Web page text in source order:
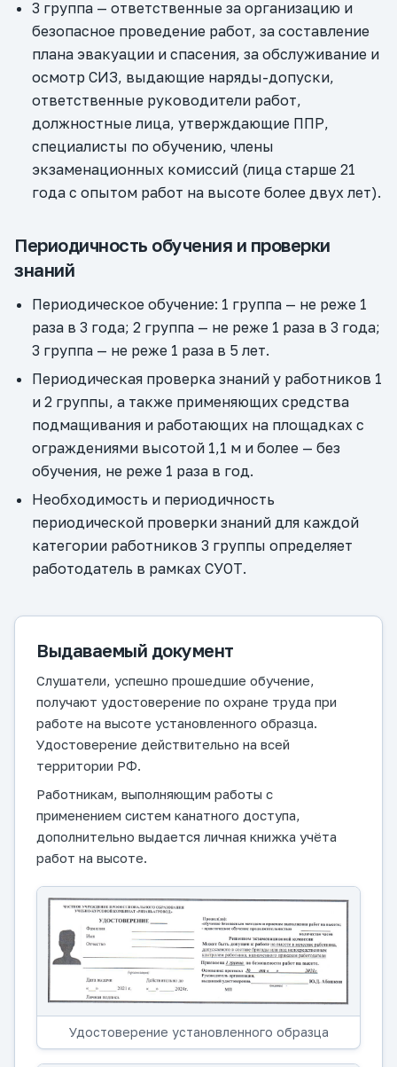
3 группа — ответственные за организацию и
безопасное проведение работ, за составление
плана эвакуации и спасения, за обслуживание и
осмотр СИЗ, выдающие наряды-допуски,
ответственные руководители работ,
должностные лица, утверждающие ППР,
специалисты по обучению, члены
экзаменационных комиссий (лица старше 21
года с опытом работ на высоте более двух лет).
Периодичность обучения и проверки
знаний
Периодическое обучение: 1 группа — не реже 1
раза в 3 года; 2 группа — не реже 1 раза в 3 года;
3 группа — не реже 1 раза в 5 лет.
Периодическая проверка знаний у работников 1
и 2 группы, а также применяющих средства
подмащивания и работающих на площадках с
ограждениями высотой 1,1 м и более — без
обучения, не реже 1 раза в год.
Необходимость и периодичность
периодической проверки знаний для каждой
категории работников 3 группы определяет
работодатель в рамках СУОТ.
Выдаваемый документ
Слушатели, успешно прошедшие обучение,
получают удостоверение по охране труда при
работе на высоте установленного образца.
Удостоверение действительно на всей
территории РФ.
Работникам, выполняющим работы с
применением систем канатного доступа,
дополнительно выдается личная книжка учёта
работ на высоте.
Удостоверение установленного образца